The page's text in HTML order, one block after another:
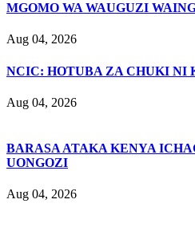
MGOMO WA WAUGUZI
Aug 04, 2026
NCIC: HOTUBA ZA CHUKI NI
Aug 04, 2026
BARASA ATAKA KENYA
UONGOZI
Aug 04, 2026